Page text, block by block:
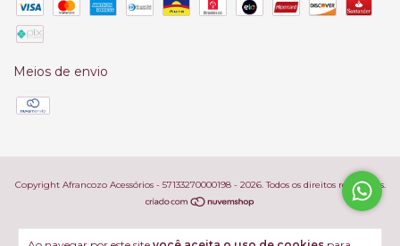
Meios de envio
Copyright Afrancozo Acessórios - 57133270000198 - 2026. Todos os direitos reservados.